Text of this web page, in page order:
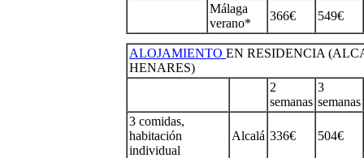
Málaga
verano*
366€ 549€
ALOJAMIENTO EN RESIDENCIA
HENARES)
2
semanas
3
semanas
3 comidas,
habitación
individual
Alcalá 336€ 504€